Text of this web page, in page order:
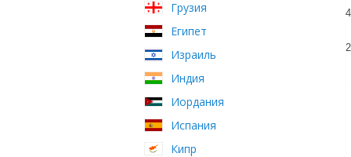
Грузия
Египет
Израиль
Индия
Иордания
Испания
Кипр